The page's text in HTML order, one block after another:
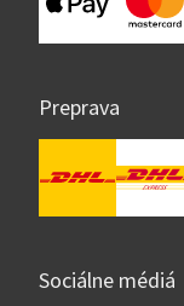
Preprava
Sociálne médiá